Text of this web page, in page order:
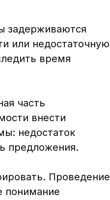
задерживаются
или недостаточную
время
часть
внести
недостаток
предложения.
Проведение
понимание